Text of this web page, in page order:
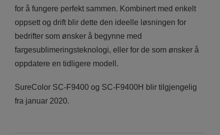
for å fungere perfekt sammen. Kombinert med enkelt
oppsett og drift blir dette den ideelle løsningen for
bedrifter som ønsker å begynne med
fargesublimeringsteknologi, eller for de som ønsker å
oppdatere en tidligere modell.
SureColor SC-F9400 og SC-F9400H blir tilgjengelig
fra januar 2020.